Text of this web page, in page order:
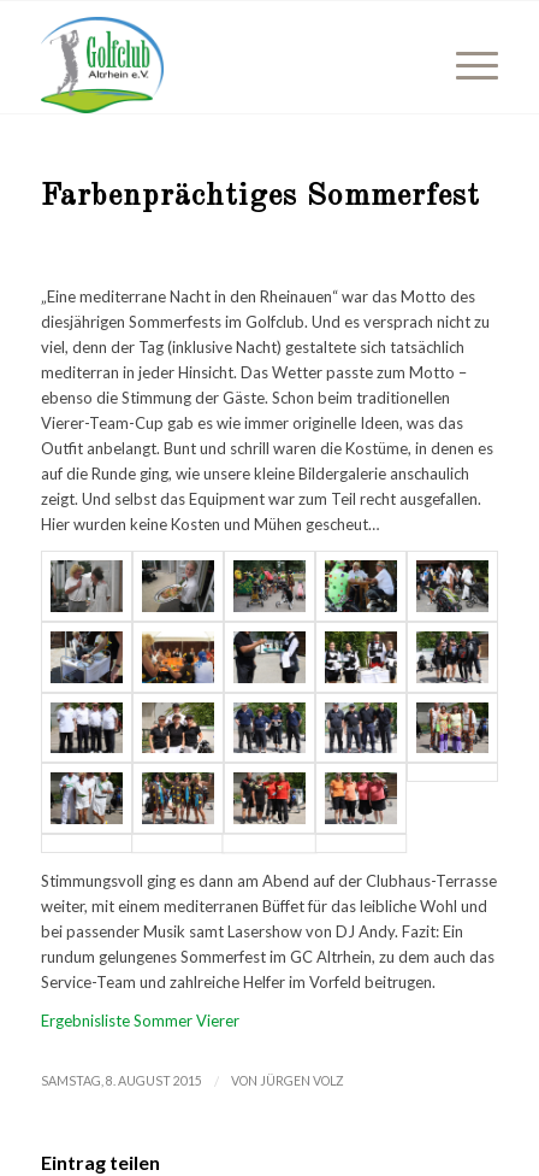
Farbenprächtiges Sommerfest
„Eine mediterrane Nacht in den Rheinauen“ war das Motto des
diesjährigen Sommerfests im Golfclub. Und es versprach nicht zu
viel, denn der Tag (inklusive Nacht) gestaltete sich tatsächlich
mediterran in jeder Hinsicht. Das Wetter passte zum Motto –
ebenso die Stimmung der Gäste. Schon beim traditionellen
Vierer-Team-Cup gab es wie immer originelle Ideen, was das
Outfit anbelangt. Bunt und schrill waren die Kostüme, in denen es
auf die Runde ging, wie unsere kleine Bildergalerie anschaulich
zeigt. Und selbst das Equipment war zum Teil recht ausgefallen.
Hier wurden keine Kosten und Mühen gescheut…
Stimmungsvoll ging es dann am Abend auf der Clubhaus-Terrasse
weiter, mit einem mediterranen Büffet für das leibliche Wohl und
bei passender Musik samt Lasershow von DJ Andy. Fazit: Ein
rundum gelungenes Sommerfest im GC Altrhein, zu dem auch das
Service-Team und zahlreiche Helfer im Vorfeld beitrugen.
Ergebnisliste Sommer Vierer
SAMSTAG, 8. AUGUST 2015 / VON JÜRGEN VOLZ
Eintrag teilen